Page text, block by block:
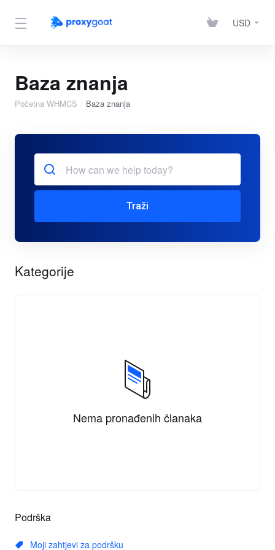
USD
Baza znanja
Početna WHMCS Baza znanja
Podrška
Moji zahtjevi za podršku
Traži
Kategorije
Nema pronađenih članaka